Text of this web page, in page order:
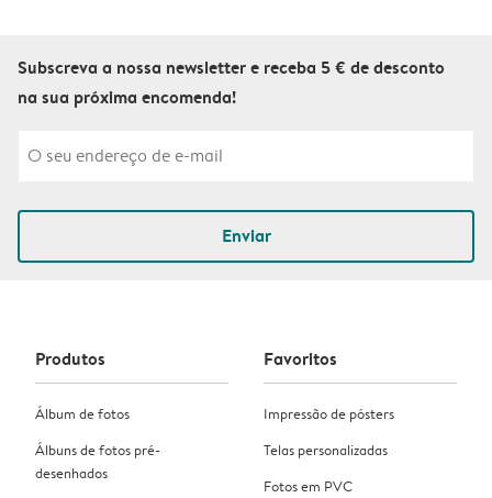
Subscreva a nossa newsletter e receba 5 € de desconto
na sua próxima encomenda!
Enviar
Produtos
Álbum de fotos
Álbuns de fotos pré-
desenhados
Favoritos
Impressão de pósters
Telas personalizadas
Fotos em PVC